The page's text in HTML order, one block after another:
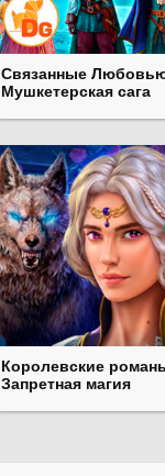
Связанные
Мушкетерская сага
Королевские
Запретная магия